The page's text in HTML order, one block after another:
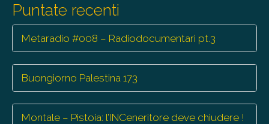
Puntate recenti
Metaradio #008 – Radiodocumentari pt.3
Buongiorno Palestina 173
Montale – Pistoia: l’INCeneritore deve chiudere !